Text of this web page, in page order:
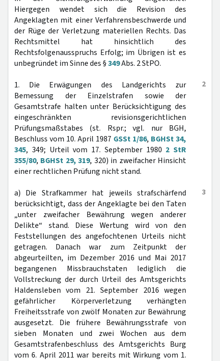
Hiergegen wendet sich die Revision des
Angeklagten mit einer Verfahrensbeschwerde und
der Rüge der Verletzung materiellen Rechts. Das
Rechtsmittel hat hinsichtlich des
Rechtsfolgenausspruchs Erfolg; im Übrigen ist es
unbegründet im Sinne des §349Abs. 2 StPO.
2
1. Die Erwägungen des Landgerichts zur
Bemessung der Einzelstrafen sowie der
Gesamtstrafe halten unter Berücksichtigung des
eingeschränkten revisionsgerichtlichen
Prüfungsmaßstabes (st. Rspr.; vgl. nur BGH,
Beschluss vom 10. April 1987 GSSt 1/86, BGHSt 34,
345, 349; Urteil vom 17. September 1980 2 StR
355/80, BGHSt 29, 319, 320) in zweifacher Hinsicht
einer rechtlichen Prüfung nicht stand.
3
a) Die Strafkammer hat jeweils strafschärfend
berücksichtigt, dass der Angeklagte bei den Taten
„unter zweifacher Bewährung wegen anderer
Delikte“ stand. Diese Wertung wird von den
Feststellungen des angefochtenen Urteils nicht
getragen. Danach war zum Zeitpunkt der
abgeurteilten, im Dezember 2016 und Mai 2017
begangenen Missbrauchstaten lediglich die
Vollstreckung der durch Urteil des Amtsgerichts
Haldensleben vom 21. September 2016 wegen
gefährlicher Körperverletzung verhängten
Freiheitsstrafe von zwölf Monaten zur Bewährung
ausgesetzt. Die frühere Bewährungsstrafe von
sieben Monaten und zwei Wochen aus dem
Gesamtstrafenbeschluss des Amtsgerichts Burg
vom 6. April 2011 war bereits mit Wirkung vom 1.